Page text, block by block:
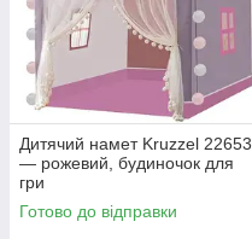
Дитячий намет Kruzzel 22653
— рожевий, будиночок для
гри
Готово до відправки